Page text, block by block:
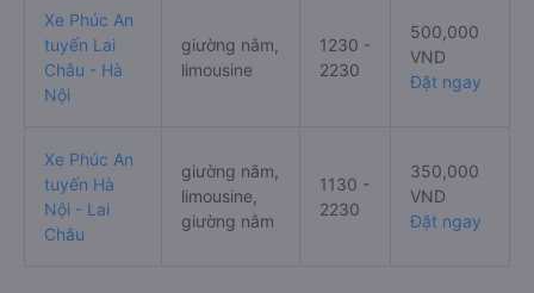
Xe Phúc An
tuyến Lai
Châu - Hà
Nội
giường nằm,
limousine
1230 -
2230
500,000
VND
Đặt ngay
Xe Phúc An
tuyến Hà
Nội - Lai
Châu
giường nằm,
limousine,
giường nằm
1130 -
2230
350,000
VND
Đặt ngay